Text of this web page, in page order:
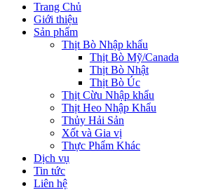
Trang Chủ
Giới thiệu
Sản phẩm
Thịt Bò Nhập khẩu
Thịt Bò Mỹ/Canada
Thịt Bò Nhật
Thịt Bò Úc
Thịt Cừu Nhập khẩu
Thịt Heo Nhập Khẩu
Thủy Hải Sản
Xốt và Gia vị
Thực Phẩm Khác
Dịch vụ
Tin tức
Liên hệ